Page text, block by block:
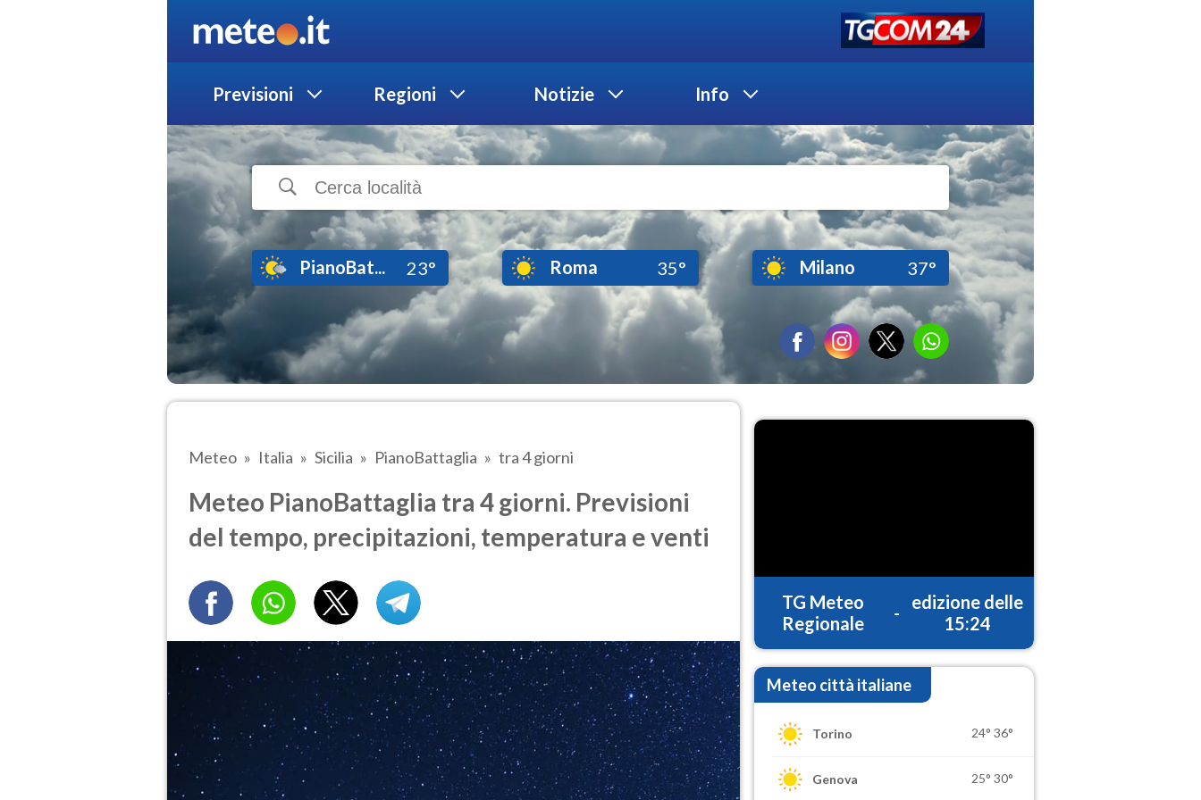
Previsioni Regioni Notizie Info
PianoBat... 23° Roma 35° Milano 37°
Meteo Italia Sicilia PianoBattaglia tra 4 giorni
Meteo PianoBattaglia tra 4 giorni. Previsioni
del tempo, precipitazioni, temperatura e venti
TG Meteo
Regionale
-
edizione delle
15:24
Meteo città italiane
Torino 24° 36°
Genova 25° 30°